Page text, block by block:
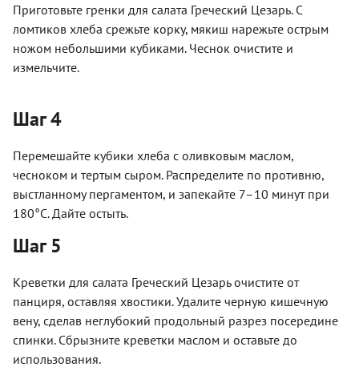
Приготовьте гренки для салата Греческий Цезарь. С
ломтиков хлеба срежьте корку, мякиш нарежьте острым
ножом небольшими кубиками. Чеснок очистите и
измельчите.
Шаг 4
Перемешайте кубики хлеба с оливковым маслом,
чесноком и тертым сыром. Распределите по противню,
выстланному пергаментом, и запекайте 7–10 минут при
180°C. Дайте остыть.
Шаг 5
Креветки для салата Греческий Цезарь очистите от
панциря, оставляя хвостики. Удалите черную кишечную
вену, сделав неглубокий продольный разрез посередине
спинки. Сбрызните креветки маслом и оставьте до
использования.